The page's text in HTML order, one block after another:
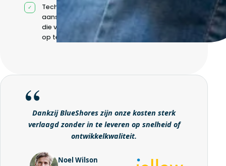
Technische
aansturing zonder
die volledig intern
op te bouwen
Dankzij BlueShores zijn onze kosten sterk
verlaagd zonder in te leveren op snelheid of
ontwikkelkwaliteit.
Noel Wilson